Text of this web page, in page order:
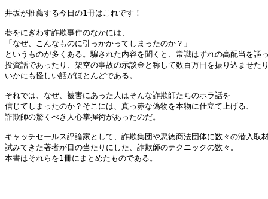
井坂が推薦する今日の1冊はこれです！
巷をにぎわす詐欺事件のなかには、
「なぜ、こんなものに引っかかってしまったのか？」
というものが多くある。騙された内容を聞くと、常識はずれの高配当を謳
投資話であったり、架空の事故の示談金と称して数百万円を振り込ませた
いかにも怪しい話がほとんどである。
それでは、なぜ、被害にあった人はそんな詐欺師たちのホラ話を
信じてしまったのか？そこには、真っ赤な偽物を本物に仕立て上げる、
詐欺師の驚くべき人心掌握術があったのだ。
キャッチセールス評論家として、詐欺集団や悪徳商法団体に数々の潜入取
試みてきた著者が目の当たりにした、詐欺師のテクニックの数々。
本書はそれらを1冊にまとめたものである。